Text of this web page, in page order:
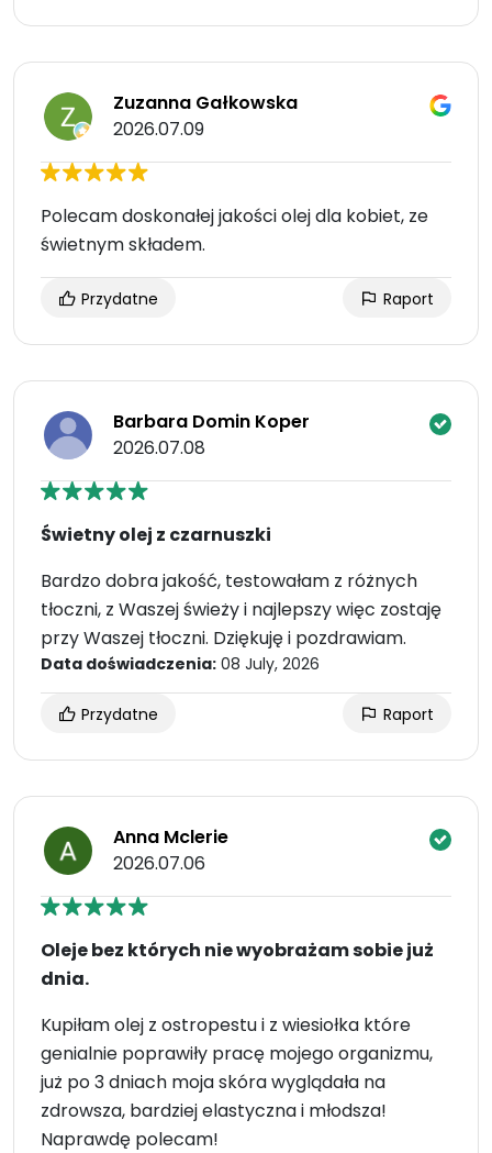
Zuzanna Gałkowska
2026.07.09
Polecam doskonałej jakości olej dla kobiet, ze
świetnym składem.
Przydatne Raport
Barbara Domin Koper
2026.07.08
Świetny olej z czarnuszki
Bardzo dobra jakość, testowałam z różnych
tłoczni, z Waszej świeży i najlepszy więc zostaję
przy Waszej tłoczni. Dziękuję i pozdrawiam.
Data doświadczenia: 08 July, 2026
Przydatne Raport
Anna Mclerie
2026.07.06
Oleje bez których nie wyobrażam sobie już
dnia.
Kupiłam olej z ostropestu i z wiesiołka które
genialnie poprawiły pracę mojego organizmu,
już po 3 dniach moja skóra wyglądała na
zdrowsza, bardziej elastyczna i młodsza!
Naprawdę polecam!